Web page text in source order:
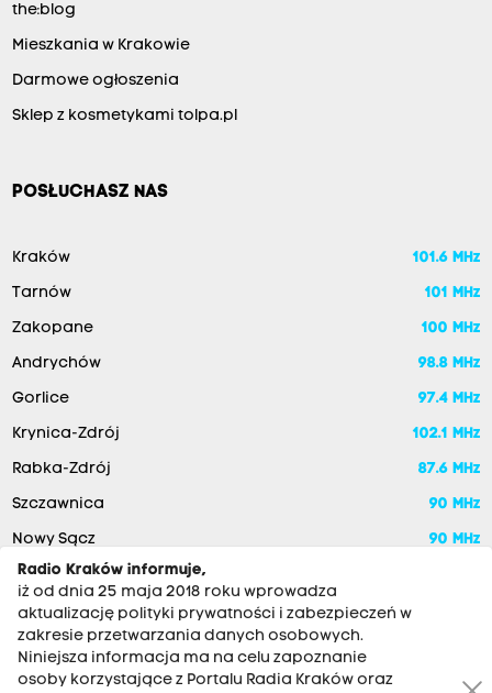
the:blog
Mieszkania w Krakowie
Darmowe ogłoszenia
Sklep z kosmetykami tolpa.pl
POSŁUCHASZ NAS
Kraków 101.6 MHz
Tarnów 101 MHz
Zakopane 100 MHz
Andrychów 98.8 MHz
Gorlice 97.4 MHz
Krynica-Zdrój 102.1 MHz
Rabka-Zdrój 87.6 MHz
Szczawnica 90 MHz
Nowy Sącz
90 MHz
Radio Kraków informuje,
iż od dnia 25 maja 2018 roku wprowadza
aktualizację polityki prywatności i zabezpieczeń w
zakresie przetwarzania danych osobowych.
Niniejsza informacja ma na celu zapoznanie
osoby korzystające z Portalu Radia Kraków oraz